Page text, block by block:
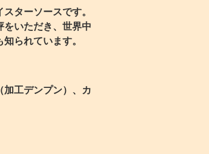
ターソースです。
をいただき、世界中
られています。
工デンプン）、カ